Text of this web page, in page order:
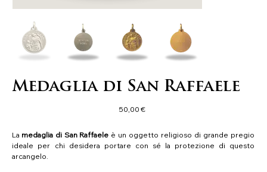
Medaglia di San Raffaele
Precio
50,00 €
La medaglia di San Raffaele è un oggetto religioso di grande pregio
ideale per chi desidera portare con sé la protezione di questo
arcangelo.